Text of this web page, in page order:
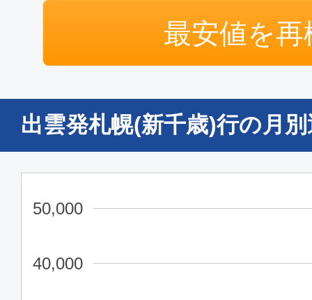
最安値を再
出雲発札幌(新千歳)行の月
40,000
50,000